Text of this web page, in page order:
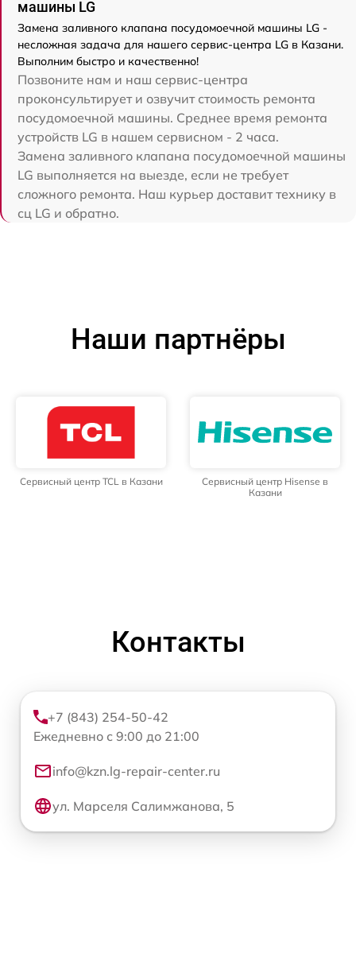
машины LG
Замена заливного клапана посудомоечной машины LG -
несложная задача для нашего сервис-центра LG в Казани.
Выполним быстро и качественно!
Позвоните нам и наш сервис-центра
проконсультирует и озвучит стоимость ремонта
посудомоечной машины. Среднее время ремонта
устройств LG в нашем сервисном - 2 часа.
Замена заливного клапана посудомоечной машины
LG выполняется на выезде, если не требует
сложного ремонта. Наш курьер доставит технику в
сц LG и обратно.
Наши партнёры
Сервисный центр TCL в Казани
Сервисный центр Hisense в
Казани
Контакты
+7 (843) 254-50-42
Ежедневно с 9:00 до 21:00
info@kzn.lg-repair-center.ru
ул. Марселя Салимжанова, 5